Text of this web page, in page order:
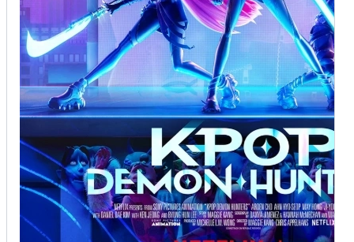
案件。”,“10月28日”,“老图书馆”。
使用Mew Design AI创建搞笑万
圣节邀请函
使用Mew Design AI创建搞笑万
圣节邀请函
模板名称:视力表
提示词:设计成视力表的诙谐万圣节邀请函。字母在表格下方
越来越小,拼出:“邀请你参加我们十月三十一日晚八点的万圣
节派对”。在底部用小字添加地址。